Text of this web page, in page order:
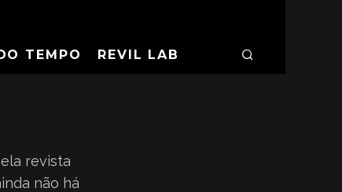
TEMPO REVIL LAB
JAPÃO
revista
não há